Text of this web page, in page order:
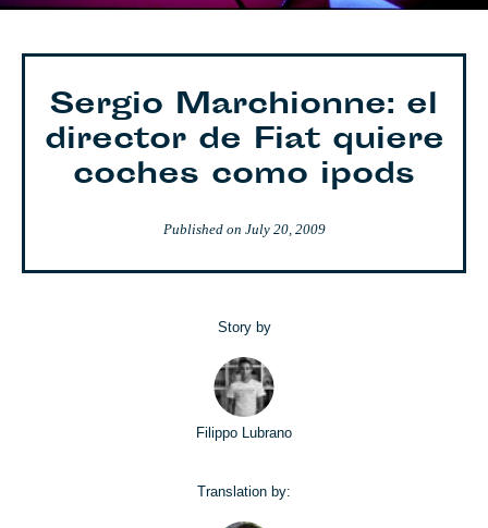
Sergio Marchionne: el
director de Fiat quiere
coches como ipods
Published on July 20, 2009
Story by
Filippo Lubrano
Translation by: